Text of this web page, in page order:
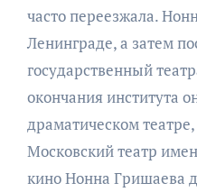
часто переезжала.
Ленинграде, а затем
государственный
окончания института
драматическом
Московский театр
кино Нонна Гришаева